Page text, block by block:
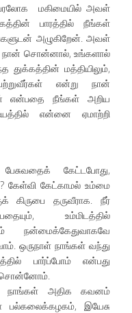
மகிமையில் அவள்
பாரத்தில் நீங்கள்
அழுகிறேன். அவள்
சொன்னால், உங்களால்
துக்கத்தின் மத்தியிலும்,
என்று நான்
என்பதை நீங்கள் அறிய
என்னை ஏமாற்றி
கேட்டபோது,
கேட்காமல் உம்மை
கிருபை தருவீராக. நீர்
உம்மிடத்தில்
நன்மைக்கேதுவாகவே
ஒருநாள் நாங்கள் வந்து
பார்ப்போம் என்பது
சொன்னோம்.
நாங்கள் அதிக கவனம்
பல்கலைக்கழகம், இயேசு